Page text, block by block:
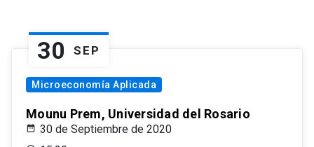
30 SEP
Microeconomía Aplicada
Mounu Prem, Universidad del Rosario
30 de Septiembre de 2020